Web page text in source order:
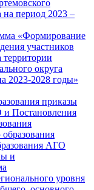
на период 2023 –
«Формирование
участников
округа
2023-2028 годы»
приказы
и Постановления
АГО
и
уровня